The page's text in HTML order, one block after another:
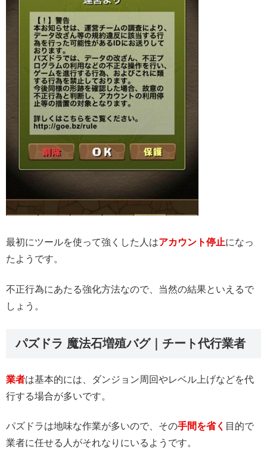
最初にツールを使って強くした人はアカウント停止になっ
たようです。
不正行為にあたる強化方法なので、当然の結果といえるで
しょう。
パズドラ 魔法石増殖バグ｜チート代行業者
業者は基本的には、ダンジョン周回やレベル上げなどを代
行する場合が多いです。
パズドラは地味な作業が多いので、その手間を省く 目的で
業者に任せる人がそれなりにいるようです。